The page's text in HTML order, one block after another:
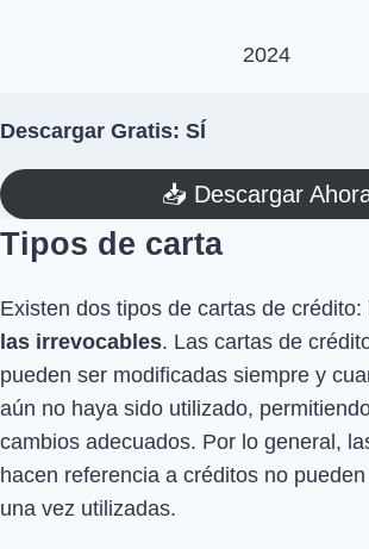
2024
Descargar Gratis: SÍ
📥​ Descargar
Tipos de carta
Existen dos tipos de cartas de crédito:
las irrevocables. Las cartas de
pueden ser modificadas siempre y
aún no haya sido utilizado,
cambios adecuados. Por lo general,
hacen referencia a créditos no
una vez utilizadas.